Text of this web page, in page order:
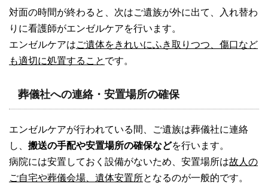
対面の時間が終わると、次はご遺族が外に出て、入れ替わ
りに看護師がエンゼルケアを行います。
エンゼルケアはご遺体をきれいにふき取りつつ、傷口など
も適切に処置すること です。
葬儀社への連絡・安置場所の確保
エンゼルケアが行われている間、ご遺族は葬儀社に連絡
し、 搬送の手配や安置場所の確保などを行います。
病院には安置しておく設備がないため、安置場所は故人の
ご自宅や葬儀会場、遺体安置所となるのが一般的です。